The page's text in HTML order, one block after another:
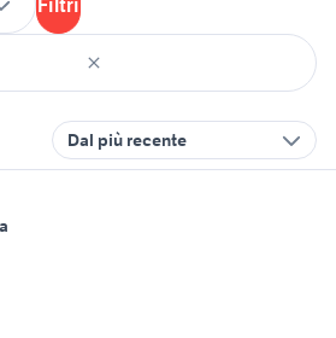
Filtri
Dal più recente